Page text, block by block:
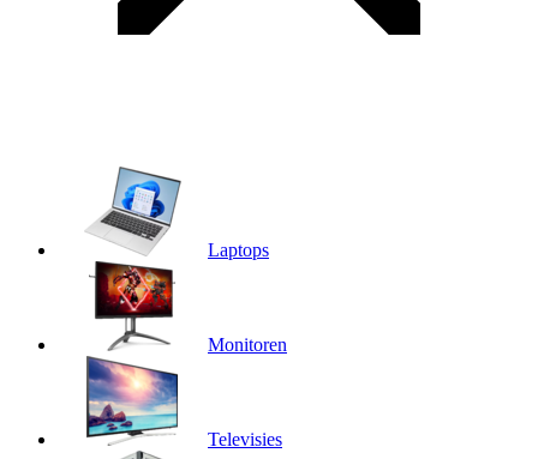
Laptops
Monitoren
Televisies